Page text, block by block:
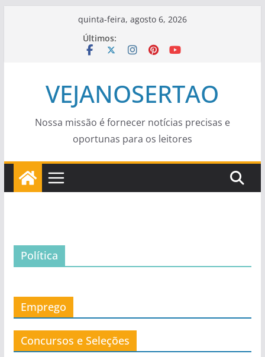
quinta-feira, agosto 6, 2026
Últimos:
VEJANOSERTAO
Nossa missão é fornecer notícias precisas e
oportunas para os leitores
Política
Emprego
Concursos e Seleções